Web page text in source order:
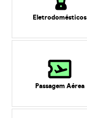
Eletrodomésticos
Passagem Aérea